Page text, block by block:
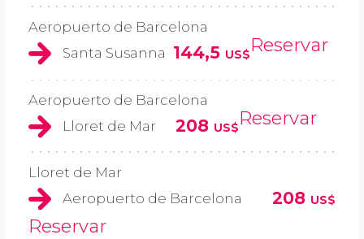
Aeropuerto de Barcelona
Santa Susanna 144,5 US$Reservar
Aeropuerto de Barcelona
Lloret de Mar
208 US$Reservar
Lloret de Mar
Aeropuerto de Barcelona
208 US$
Reservar